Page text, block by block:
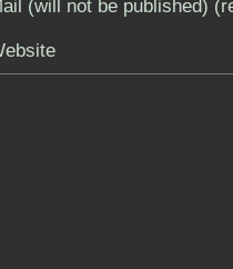
(will not be published)